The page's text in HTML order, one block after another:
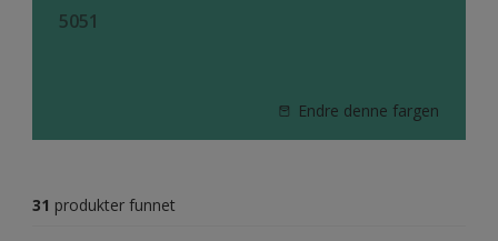
5051
Endre denne fargen
31 produkter funnet